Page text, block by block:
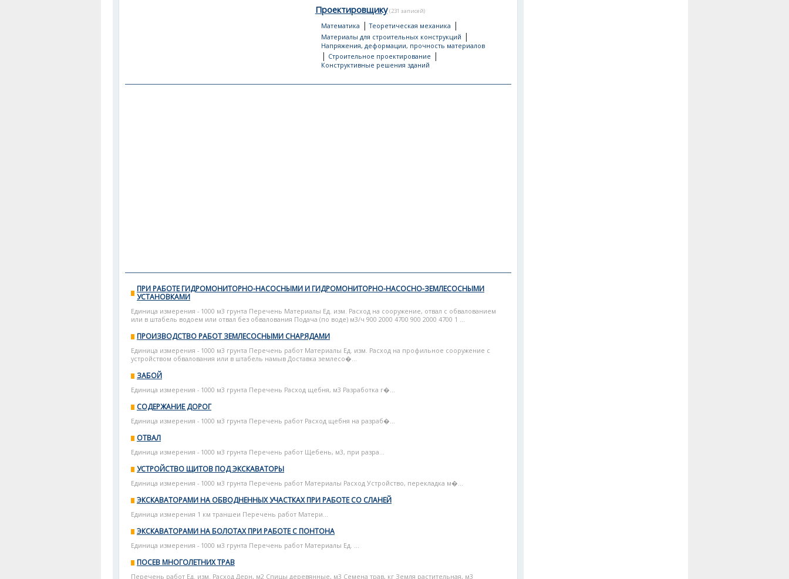
Проектировщику (231 записей)
Математика |Теоретическая механика |
Материалы для строительных конструкций |
Напряжения, деформации, прочность материалов
| Строительное проектирование |
Конструктивные решения зданий
ПРИ РАБОТЕ ГИДРОМОНИТОРНО-НАСОСНЫМИ И ГИДРОМОНИТОРНО-НАСОСНО-ЗЕМЛЕСОСНЫМИ
УСТАНОВКАМИ
Единица измерения - 1000 м3 грунта Перечень Материалы Ед. изм. Расход на сооружение, отвал с обвалованием
или в штабель водоем или отвал без обвалования Подача (по воде) м3/ч 900 2000 4700 900 2000 4700 1 ...
ПРОИЗВОДСТВО РАБОТ ЗЕМЛЕСОСНЫМИ СНАРЯДАМИ
Единица измерения - 1000 м3 грунта Перечень работ Материалы Ед. изм. Расход на профильное сооружение с
устройством обвалования или в штабель намыв Доставка землесо�...
ЗАБОЙ
Единица измерения - 1000 м3 грунта Перечень Расход щебня, м3 Разработка г�...
СОДЕРЖАНИЕ ДОРОГ
Единица измерения - 1000 м3 грунта Перечень работ Расход щебня на разраб�...
ОТВАЛ
Единица измерения - 1000 м3 грунта Перечень работ Щебень, м3, при разра...
УСТРОЙСТВО ЩИТОВ ПОД ЭКСКАВАТОРЫ
Единица измерения - 1000 м3 грунта Перечень работ Материалы Расход Устройство, перекладка м�...
ЭКСКАВАТОРАМИ НА ОБВОДНЕННЫХ УЧАСТКАХ ПРИ РАБОТЕ СО СЛАНЕЙ
Единица измерения 1 км траншеи Перечень работ Матери...
ЭКСКАВАТОРАМИ НА БОЛОТАХ ПРИ РАБОТЕ С ПОНТОНА
Единица измерения - 1000 м3 грунта Перечень работ Материалы Ед. ...
ПОСЕВ МНОГОЛЕТНИХ ТРАВ
Перечень работ Ед. изм. Расход Дерн, м2 Спицы деревянные, м3 Семена трав, кг Земля растительная, м3